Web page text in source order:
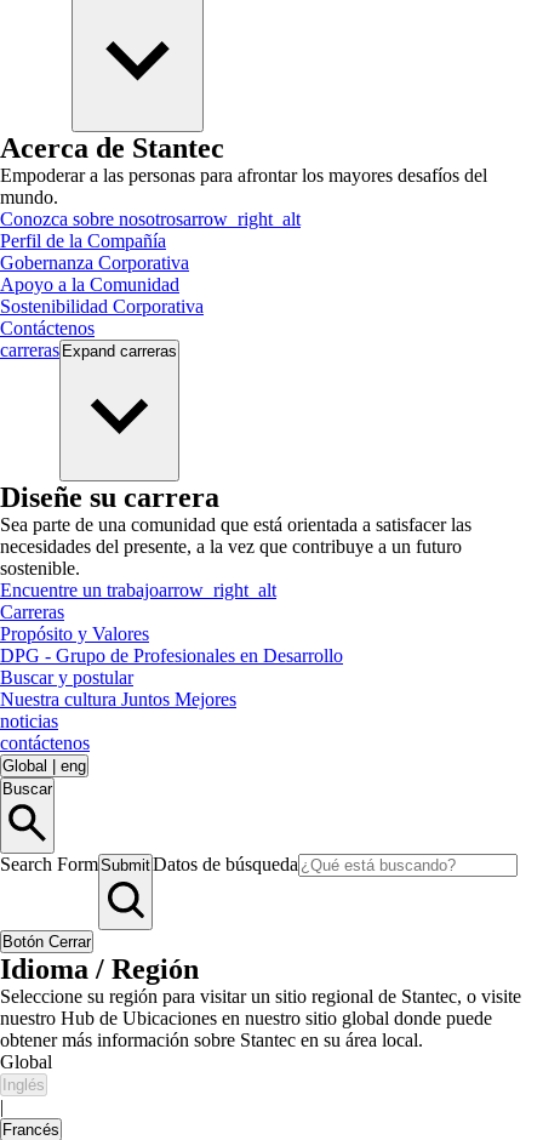
Acerca de Stantec
Empoderar a las personas para afrontar los mayores desafíos del
mundo.
Conozca sobre nosotrosarrow_right_alt
Perfil de la Compañía
Gobernanza Corporativa
Apoyo a la Comunidad
Sostenibilidad Corporativa
Contáctenos
carreras Expand carreras
Diseñe su carrera
Sea parte de una comunidad que está orientada a satisfacer las
necesidades del presente, a la vez que contribuye a un futuro
sostenible.
Encuentre un trabajoarrow_right_alt
Carreras
Propósito y Valores
DPG - Grupo de Profesionales en Desarrollo
Buscar y postular
Nuestra cultura Juntos Mejores
noticias
contáctenos
Global
eng
Buscar
Search FormSubmitDatos de búsqueda
Botón Cerrar
Idioma / Región
Seleccione su región para visitar un sitio regional de Stantec, o visite
nuestro Hub de Ubicaciones en nuestro sitio global donde puede
obtener más información sobre Stantec en su área local.
Global
Inglés
|
Francés